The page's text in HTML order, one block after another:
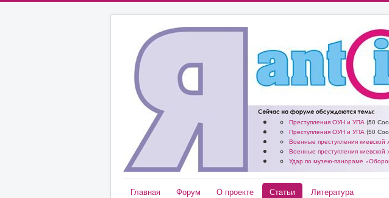
Преступления ОУН и УПА (50
Преступления ОУН и УПА (50
Военные преступления киевской
Военные преступления киевской
Удар по музею-панораме
Главная Форум О проекте Статьи Литература